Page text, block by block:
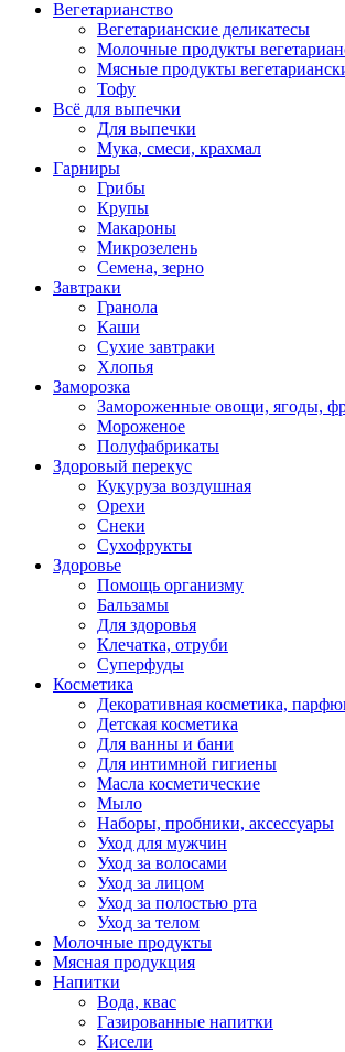
Вегетарианство
Вегетарианские деликатесы
Молочные продукты
Мясные продукты
Тофу
Всё для выпечки
Для выпечки
Мука, смеси, крахмал
Гарниры
Грибы
Крупы
Макароны
Микрозелень
Семена, зерно
Завтраки
Гранола
Каши
Сухие завтраки
Хлопья
Заморозка
Замороженные овощи, ягоды,
Мороженое
Полуфабрикаты
Здоровый перекус
Кукуруза воздушная
Орехи
Снеки
Сухофрукты
Здоровье
Помощь организму
Бальзамы
Для здоровья
Клечатка, отруби
Суперфуды
Косметика
Декоративная косметика,
Детская косметика
Для ванны и бани
Для интимной гигиены
Масла косметические
Мыло
Наборы, пробники, аксессуары
Уход для мужчин
Уход за волосами
Уход за лицом
Уход за полостью рта
Уход за телом
Молочные продукты
Мясная продукция
Напитки
Вода, квас
Газированные напитки
Кисели